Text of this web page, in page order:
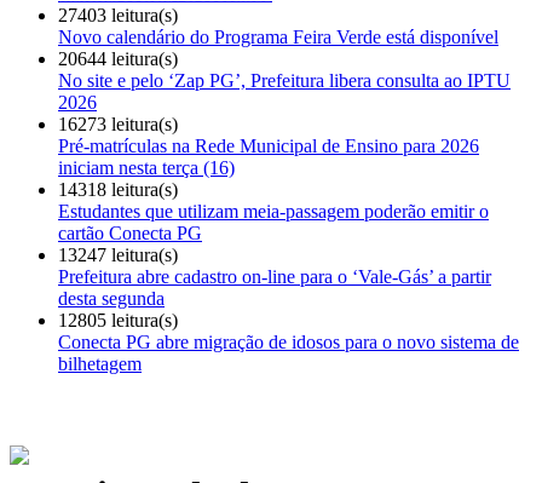
27403 leitura(s)
Novo calendário do Programa Feira Verde está disponível
20644 leitura(s)
No site e pelo ‘Zap PG’, Prefeitura libera consulta ao IPTU
2026
16273 leitura(s)
Pré-matrículas na Rede Municipal de Ensino para 2026
iniciam nesta terça (16)
14318 leitura(s)
Estudantes que utilizam meia-passagem poderão emitir o
cartão Conecta PG
13247 leitura(s)
Prefeitura abre cadastro on-line para o ‘Vale-Gás’ a partir
desta segunda
12805 leitura(s)
Conecta PG abre migração de idosos para o novo sistema de
bilhetagem